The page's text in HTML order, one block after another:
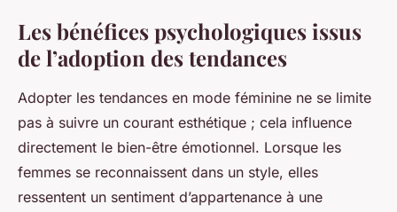
Les bénéfices psychologiques issus
de l’adoption des tendances
Adopter les tendances en mode féminine ne se limite
pas à suivre un courant esthétique ; cela influence
directement le bien-être émotionnel. Lorsque les
femmes se reconnaissent dans un style, elles
ressentent un sentiment d’appartenance à une